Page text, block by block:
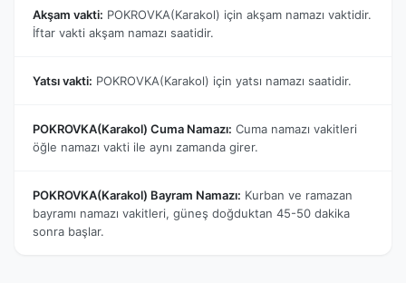
Akşam vakti: POKROVKA(Karakol) için akşam namazı vaktidir.
İftar vakti akşam namazı saatidir.
Yatsı vakti: POKROVKA(Karakol) için yatsı namazı saatidir.
POKROVKA(Karakol) Cuma Namazı: Cuma namazı vakitleri
öğle namazı vakti ile aynı zamanda girer.
POKROVKA(Karakol) Bayram Namazı: Kurban ve ramazan
bayramı namazı vakitleri, güneş doğduktan 45-50 dakika
sonra başlar.